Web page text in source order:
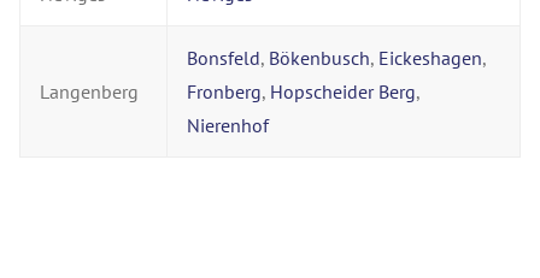
Langenberg
Bonsfeld, Bökenbusch, Eickeshagen,
Fronberg, Hopscheider Berg,
Nierenhof